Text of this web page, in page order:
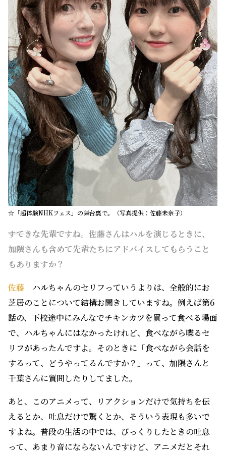
☆「超体験NHKフェス」の舞台裏で。（写真提供：佐藤未奈子）
――すてきな先輩ですね。佐藤さんはハルを演じるときに、
加隈さんも含めて先輩たちにアドバイスしてもらうこと
もありますか？
佐藤 ハルちゃんのセリフっていうよりは、全般的にお
芝居のことについて結構お聞きしていますね。例えば第6
話の、下校途中にみんなでチキンカツを買って食べる場面
で、ハルちゃんにはなかったけれど、食べながら喋るセ
リフがあったんですよ。そのときに「食べながら会話を
するって、どうやってるんですか？」って、加隈さんと
千葉さんに質問したりしてました。
あと、このアニメって、リアクションだけで気持ちを伝
えるとか、吐息だけで驚くとか、そういう表現も多いで
すよね。普段の生活の中では、びっくりしたときの吐息
って、あまり音にならないんですけど、アニメだとそれ